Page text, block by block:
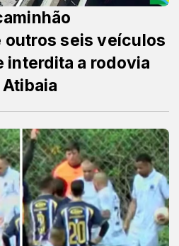
outros seis veículos
interdita a rodovia
Atibaia